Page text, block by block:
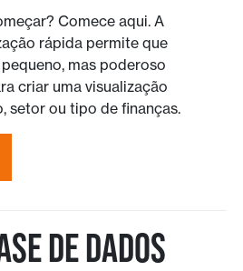
Comece aqui. A
rápida permite que
mas poderoso
criar uma visualização
setor ou tipo de finanças.
de dados